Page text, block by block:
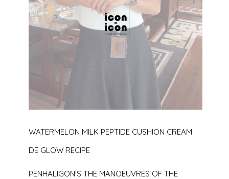
WATERMELON MILK PEPTIDE CUSHION CREAM
DE GLOW RECIPE
PENHALIGON’S THE MANOEUVRES OF THE